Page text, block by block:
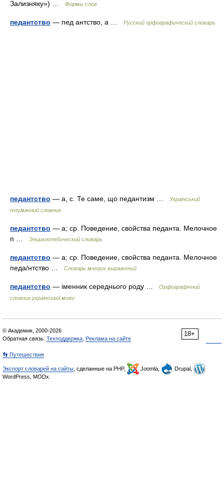
Зализняку») …
Формы слов
педантство — пед антство, а … Русский орфографический словарь
педантство — а, с. Те саме, що педантизм …
Український
тлумачний словник
педантство — а; ср. Поведение, свойства педанта. Мелочное
п …
Энциклопедический словарь
педантство — а; ср. Поведение, свойства педанта. Мелочное
педа/нтство …
Словарь многих выражений
педантство — іменник середнього роду …
Орфографічний
словник української мови
18+
© Академик, 2000-2026
Обратная связь: Техподдержка Реклама на сайте
👣 Путешествия
Экспорт словарей на сайты , сделанные на PHP, Joomla,
Drupal,
WordPress, MODx.